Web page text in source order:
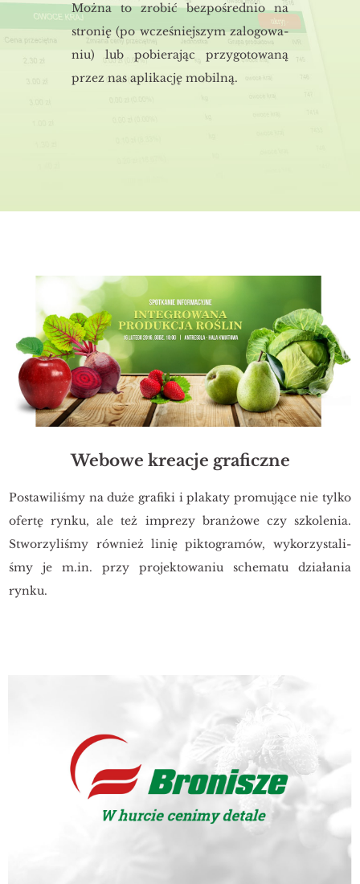
Można to zro­bić bez­po­śred­nio na
stro­nię (po wcze­śniej­szym za­lo­go­wa­
niu) lub po­bie­ra­jąc przy­go­to­wa­ną
przez nas apli­ka­cję mo­bil­ną.
Webowe kreacje graficzne
Po­sta­wi­li­śmy na duże gra­fi­ki i pla­ka­ty pro­mu­ją­ce nie tylko
ofer­tę rynku, ale też im­pre­zy bran­żo­we czy szko­le­nia.
Stwo­rzy­li­śmy rów­nież linię pik­to­gra­mów, wy­ko­rzy­sta­li­
śmy je m.​in. przy pro­jek­to­wa­niu sche­ma­tu dzia­ła­nia
rynku.